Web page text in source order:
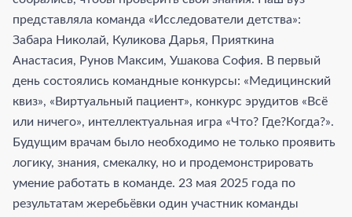
представляла команда «Исследователи детства»:
Забара Николай, Куликова Дарья, Прияткина
Анастасия, Рунов Максим, Ушакова София. В первый
день состоялись командные конкурсы: «Медицинский
квиз», «Виртуальный пациент», конкурс эрудитов «Всё
или ничего», интеллектуальная игра «Что? Где?Когда?».
Будущим врачам было необходимо не только проявить
логику, знания, смекалку, но и продемонстрировать
умение работать в команде. 23 мая 2025 года по
результатам жеребьёвки один участник команды